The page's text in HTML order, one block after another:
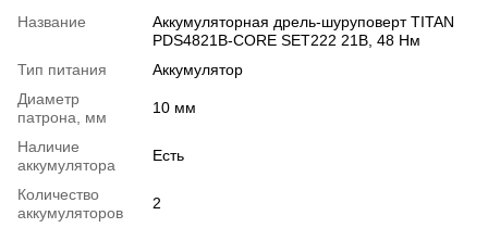
Название
Аккумуляторная дрель-шуруповерт TITAN
PDS4821B-CORE SET222 21В, 48 Нм
Тип питания
Аккумулятор
Диаметр
патрона, мм
10 мм
Наличие
аккумулятора
Есть
Количество
аккумуляторов
2